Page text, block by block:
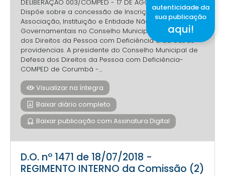
DELIBERAÇÃO 003/COMPED - 17 DE AGOSTO DE 2018.
Dispõe sobre a concessão de Inscrição para
Associação, Instituição e Entidade Não-
Governamentais no Conselho Municipal de Defesa
dos Direitos da Pessoa com Deficiência e dá outras
providencias. A presidente do Conselho Municipal de
Defesa dos Direitos da Pessoa com Deficiência-
COMPED de Corumbá -...
Visualizar na íntegra
Baixar diário completo
Baixar publicação com Assinatura Digital
D.O. nº 1471 de 18/07/2018 -
REGIMENTO INTERNO da Comissão (2)
autenticidade da
sua publicação
aqui!